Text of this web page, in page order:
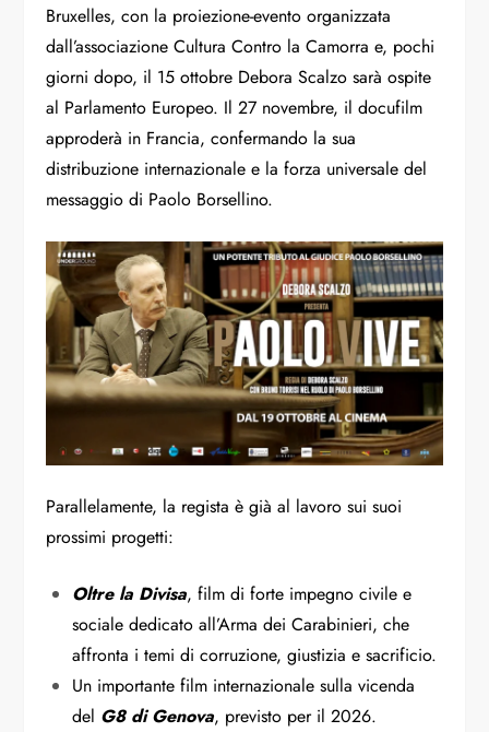
Bruxelles, con la proiezione-evento organizzata
dall’associazione Cultura Contro la Camorra e, pochi
giorni dopo, il 15 ottobre Debora Scalzo sarà ospite
al Parlamento Europeo. Il 27 novembre, il docufilm
approderà in Francia, confermando la sua
distribuzione internazionale e la forza universale del
messaggio di Paolo Borsellino.
Parallelamente, la regista è già al lavoro sui suoi
prossimi progetti:
Oltre la Divisa, film di forte impegno civile e
sociale dedicato all’Arma dei Carabinieri, che
affronta i temi di corruzione, giustizia e sacrificio.
Un importante film internazionale sulla vicenda
del G8 di Genova, previsto per il 2026.